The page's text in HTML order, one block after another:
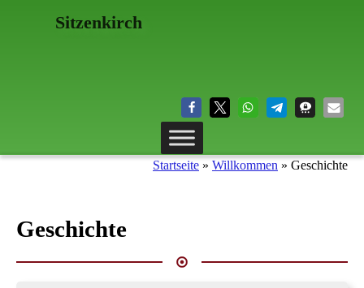
Sitzenkirch
Startseite » Willkommen » Geschichte
Geschichte